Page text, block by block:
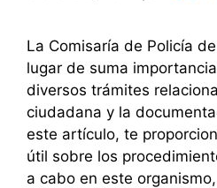
La Comisaría de Policía
lugar de suma
diversos trámites
ciudadana y la
este artículo, te
útil sobre los
a cabo en este